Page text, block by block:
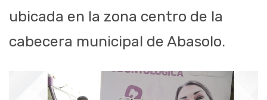
ubicada en la zona centro de la
cabecera municipal de Abasolo.